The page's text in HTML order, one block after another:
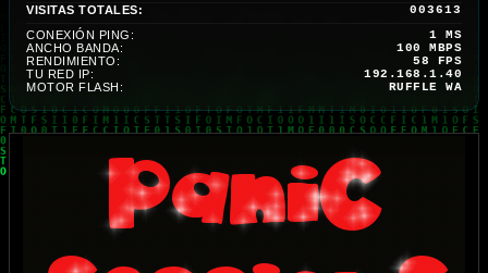
VISITAS TOTALES:
003613
CONEXIÓN PING:
1 MS
ANCHO BANDA:
100 MBPS
RENDIMIENTO:
56 FPS
TU RED IP:
192.168.1.40
MOTOR FLASH:
RUFFLE WA